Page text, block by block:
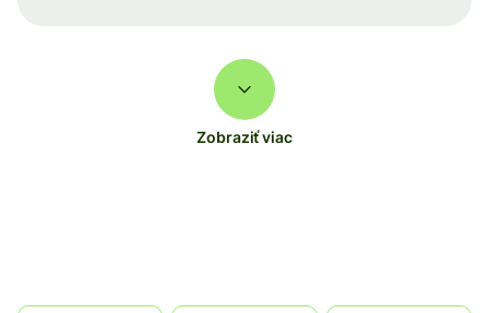
Zobraziť viac